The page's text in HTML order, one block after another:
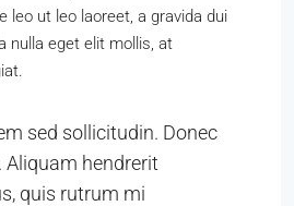
leo ut leo laoreet, a gravida dui
nulla eget elit mollis, at
sed sollicitudin. Donec
Aliquam hendrerit
quis rutrum mi